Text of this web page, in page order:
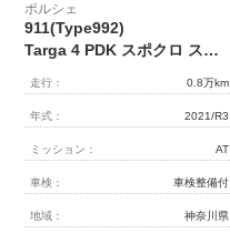
ポルシェ
911(Type992)
Targa 4 PDK スポクロ スポーツテールパイプ 20/21インチカレラクラシックホイール レザーインテリア 14wayシート Burmesterサウンド
走行： 0.8万km
年式： 2021/R3
ミッション： AT
車検： 車検整備付
地域： 神奈川県